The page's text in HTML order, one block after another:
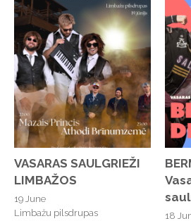
Maman Jazz
Mazā ģilde
MAZE CLUB
Melno Cepurīšu Balerija
Melno cepurīšu balerija
Mežaparka Lielā estrāde
Mototrase “Ezerkalni”
Mujānu Biedrības nams
Musa Raceland
VASARAS SAULGRIEŽI
LIMBAŽOS
19 June
Limbažu pilsdrupas
18